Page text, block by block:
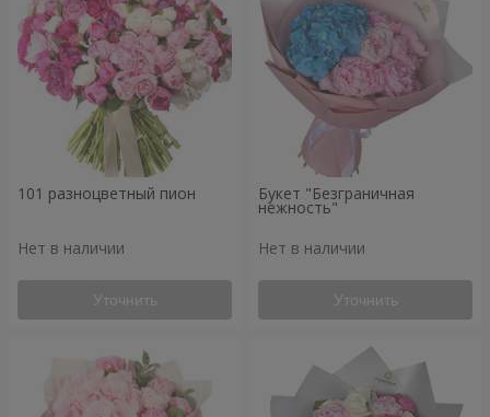
101 разноцветный пион
Нет в наличии
Уточнить
Букет "Безграничная
нежность"
Нет в наличии
Уточнить